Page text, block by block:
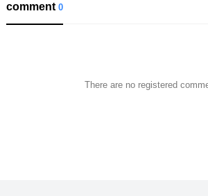
comment0
There are no registered